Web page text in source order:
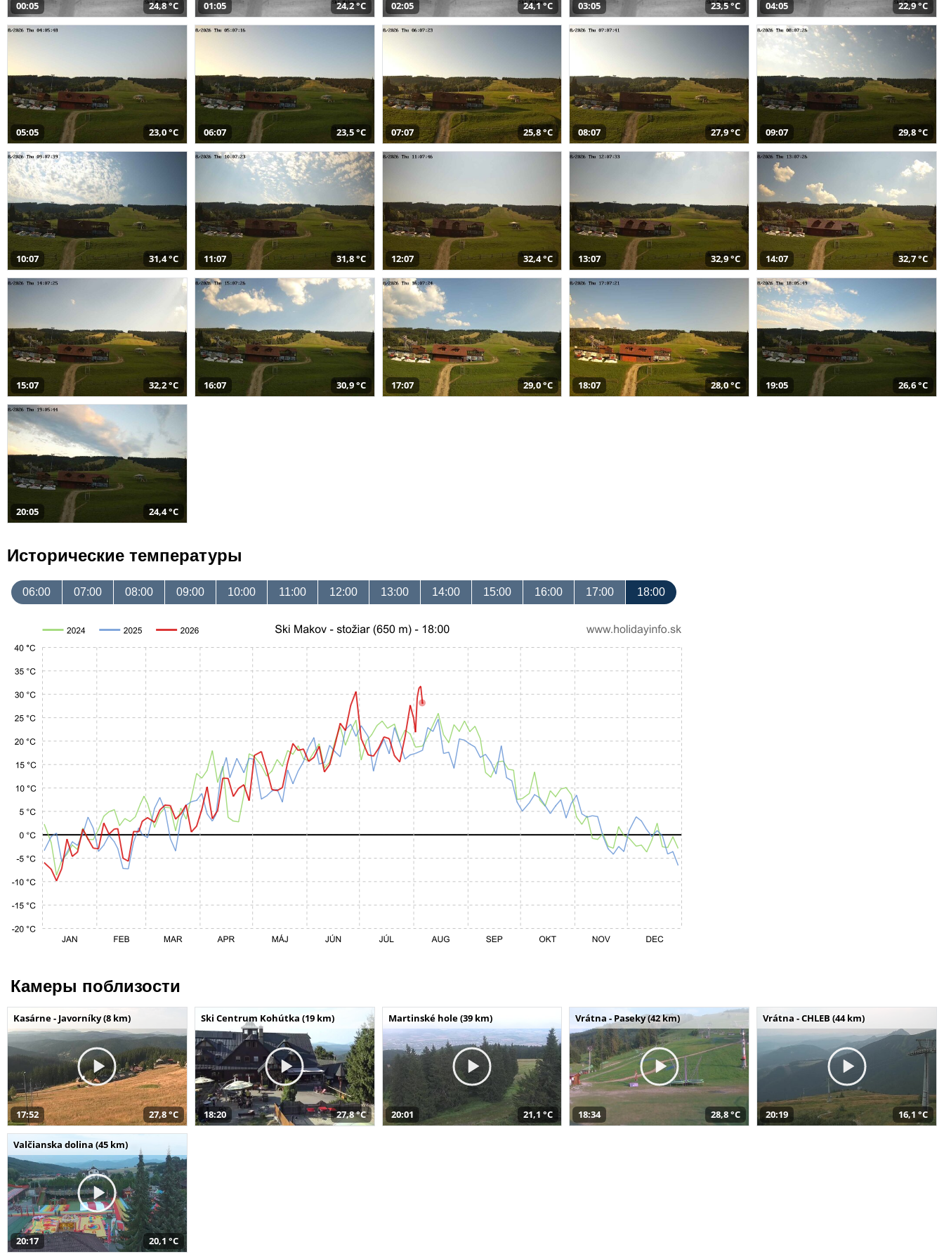
00:05 24,8 °C 01:05 24,2 °C 02:05 24,1 °C 03:05 23,5 °C 04:05 22,9 °C
05:05 23,0 °C 06:07 23,5 °C 07:07 25,8 °C 08:07 27,9 °C 09:07 29,8 °C
10:07 31,4 °C 11:07 31,8 °C 12:07 32,4 °C 13:07 32,9 °C 14:07 32,7 °C
15:07 32,2 °C 16:07 30,9 °C 17:07 29,0 °C 18:07 28,0 °C 19:05 26,6 °C
20:05 24,4 °C
Исторические температуры
06:00 07:00 08:00 09:00 10:00 11:00 12:00 13:00 14:00 15:00 16:00 17:00 18:00
Камеры поблизости
Kasárne - Javorníky (8 km)
17:52 27,8 °C
Ski Centrum Kohútka (19 km)
18:20 27,8 °C
Martinské hole (39 km)
20:01 21,1 °C
Vrátna - Paseky (42 km)
18:34 28,8 °C
Vrátna - CHLEB (44 km)
20:19 16,1 °C
Valčianska dolina (45 km)
20:17 20,1 °C